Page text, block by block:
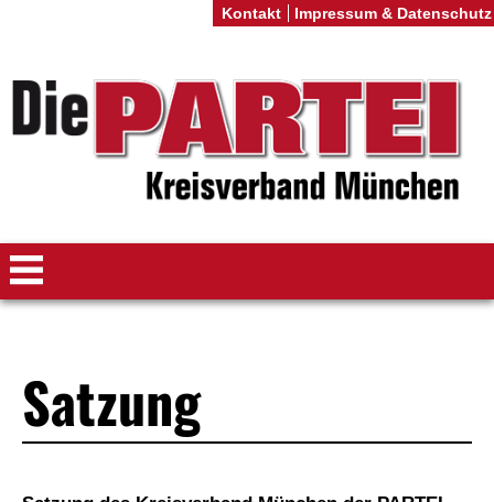
Satzung
Kontakt Impressum & Datenschutz